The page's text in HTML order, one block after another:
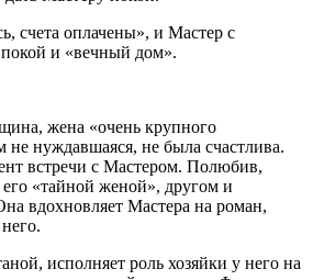
счета оплачены», и Мастер с
и «вечный дом».
жена «очень крупного
не нуждавшаяся, не была счастлива.
встречи с Мастером. Полюбив,
«тайной женой», другом и
вдохновляет Мастера на роман,
исполняет роль хозяйки у него на